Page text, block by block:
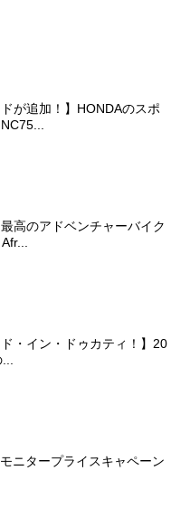
ドが追加！】HONDAのスポ
高のアドベンチャーバイク
ド・イン・ドゥカティ！】20
ニタープライスキャペーン